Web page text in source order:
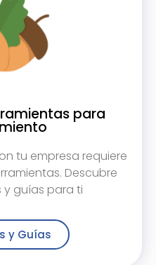
para
tu empresa requiere
Descubre
y guías para ti
y Guías